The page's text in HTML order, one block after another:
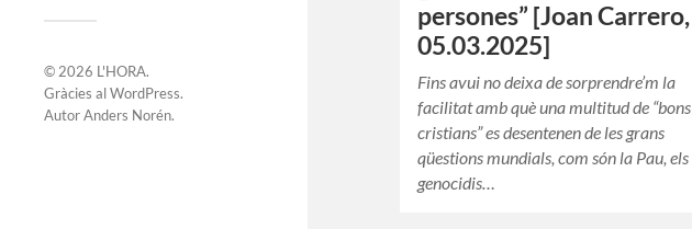
© 2026 L'HORA.
Gràcies alWordPress.
AutorAnders Norén.
persones” [Joan Carrero,
05.03.2025]
Fins avui no deixa de sorprendre’m la
facilitat amb què una multitud de “bons
cristians” es desentenen de les grans
qüestions mundials, com són la Pau, els
genocidis…